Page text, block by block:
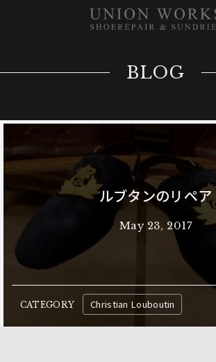
BLOG
ルブタンのリペア
May 23, 2017
CATEGORY Christian Louboutin